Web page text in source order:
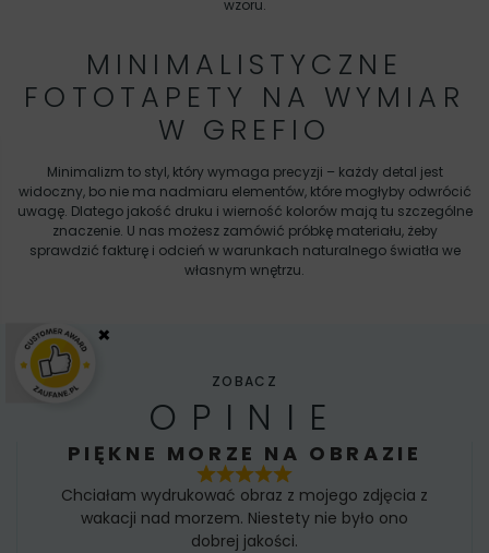
wzoru.
MINIMALISTYCZNE
FOTOTAPETY NA WYMIAR
W GREFIO
Minimalizm to styl, który wymaga precyzji – każdy detal jest
widoczny, bo nie ma nadmiaru elementów, które mogłyby odwrócić
uwagę. Dlatego jakość druku i wierność kolorów mają tu szczególne
znaczenie. U nas możesz zamówić próbkę materiału, żeby
sprawdzić fakturę i odcień w warunkach naturalnego światła we
własnym wnętrzu.
ZOBACZ
OPINIE
PIĘKNE MORZE NA OBRAZIE
Chciałam wydrukować obraz z mojego zdjęcia z
wakacji nad morzem. Niestety nie było ono
dobrej jakości.
×